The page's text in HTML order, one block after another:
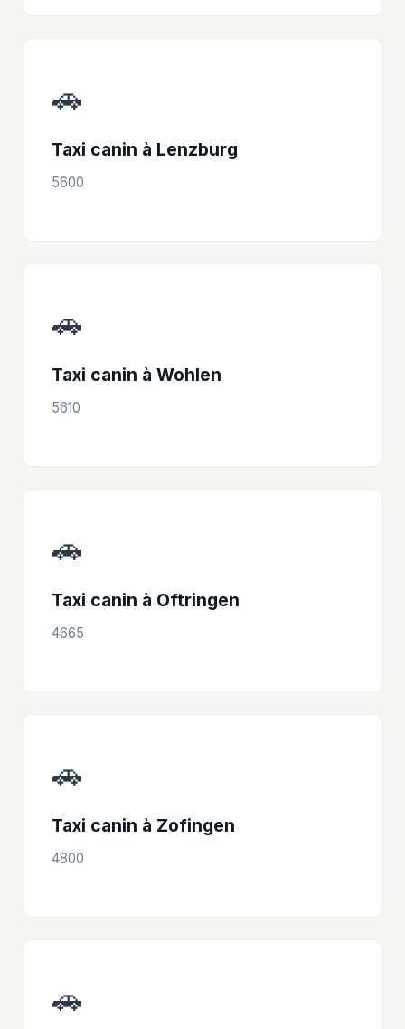
🚗
Taxi canin à Lenzburg
5600
🚗
Taxi canin à Wohlen
5610
🚗
Taxi canin à Oftringen
4665
🚗
Taxi canin à Zofingen
4800
🚗